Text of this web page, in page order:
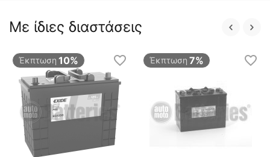
Με ίδιες διαστάσεις
Έκπτωση 10% Έκπτωση 7%